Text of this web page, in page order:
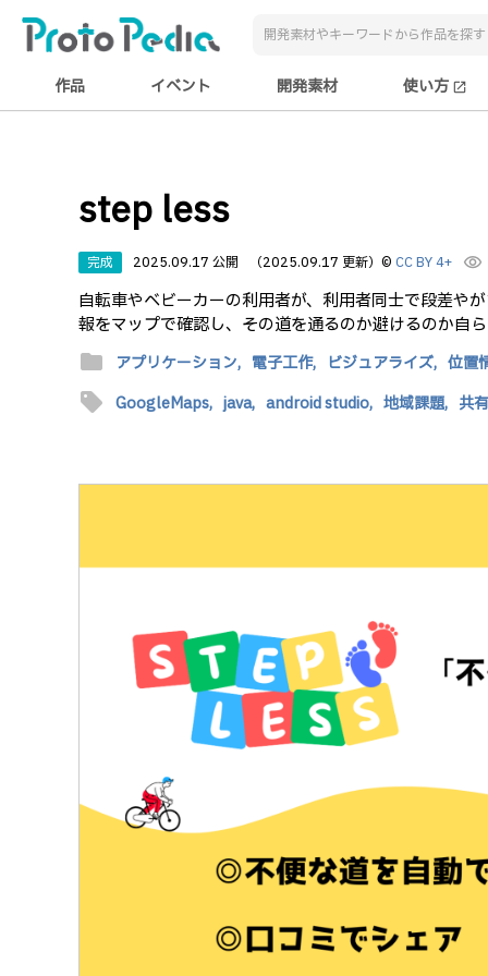
作品 イベント 開発素材 使い方 open_in_new
step less
完成 2025.09.17 公開 （2025.09.17 更新） © CC BY 4+ visibility
自転車やベビーカーの利用者が、利用者同士で段差や
報をマップで確認し、その道を通るのか避けるのか自
folder アプリケーション, 電子工作, ビジュアライズ, 位置
sell GoogleMaps, java, android studio, 地域課題, 共